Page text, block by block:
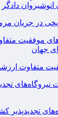
در جریان
متفاوت
تجدیدپذیر